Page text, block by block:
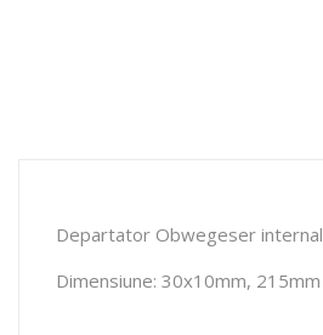
Departator Obwegeser internal
Dimensiune: 30x10mm, 215mm